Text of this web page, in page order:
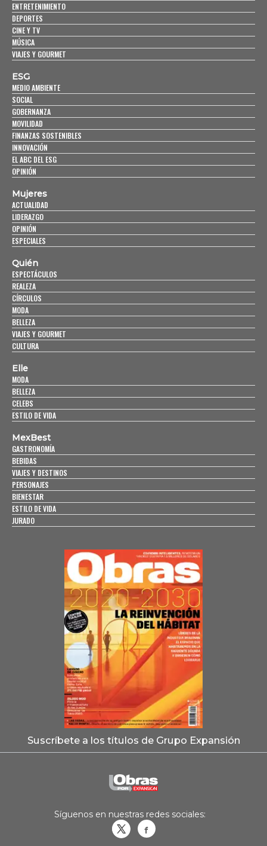
ENTRETENIMIENTO
DEPORTES
CINE Y TV
MÚSICA
VIAJES Y GOURMET
ESG
MEDIO AMBIENTE
SOCIAL
GOBERNANZA
MOVILIDAD
FINANZAS SOSTENIBLES
INNOVACIÓN
EL ABC DEL ESG
OPINIÓN
Mujeres
ACTUALIDAD
LIDERAZGO
OPINIÓN
ESPECIALES
Quién
ESPECTÁCULOS
REALEZA
CÍRCULOS
MODA
BELLEZA
VIAJES Y GOURMET
CULTURA
Elle
MODA
BELLEZA
CELEBS
ESTILO DE VIDA
MexBest
GASTRONOMÍA
BEBIDAS
VIAJES Y DESTINOS
PERSONAJES
BIENESTAR
ESTILO DE VIDA
JURADO
Suscríbete a los títulos de Grupo Expansión
Síguenos en nuestras redes sociales: